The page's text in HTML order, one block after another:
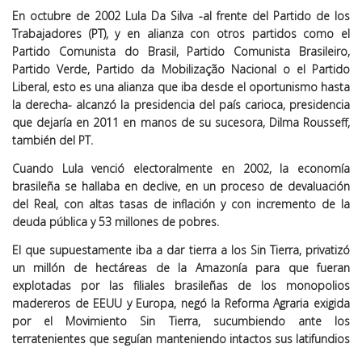
En octubre de 2002 Lula Da Silva -al frente del Partido de los
Trabajadores (PT), y en alianza con otros partidos como el
Partido Comunista do Brasil, Partido Comunista Brasileiro,
Partido Verde, Partido da Mobilização Nacional o el Partido
Liberal, esto es una alianza que iba desde el oportunismo hasta
la derecha- alcanzó la presidencia del país carioca, presidencia
que dejaría en 2011 en manos de su sucesora, Dilma Rousseff,
también del PT.
Cuando Lula venció electoralmente en 2002, la economía
brasileña se hallaba en declive, en un proceso de devaluación
del Real, con altas tasas de inflación y con incremento de la
deuda pública y 53 millones de pobres.
El que supuestamente iba a dar tierra a los Sin Tierra, privatizó
un millón de hectáreas de la Amazonía para que fueran
explotadas por las filiales brasileñas de los monopolios
madereros de EEUU y Europa, negó la Reforma Agraria exigida
por el Movimiento Sin Tierra, sucumbiendo ante los
terratenientes que seguían manteniendo intactos sus latifundios